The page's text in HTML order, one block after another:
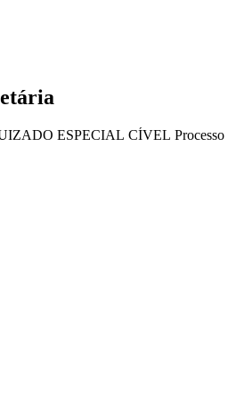
ESPECIAL CÍVEL Processo